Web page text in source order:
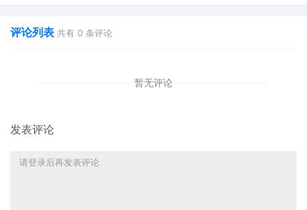
产品图片使用了明亮色彩、动物图案或迷你尺寸设计，容易被AI图
像识别模型归类为儿童用品。
类目属性错填，不小心归入儿童品类，或误选“适用12岁以下”。
某些品类天然存在模糊边界，如小号水杯、钥匙扣、毛绒挂件等，
评论列表 共有 0 条评论
暂无评论
发表评论